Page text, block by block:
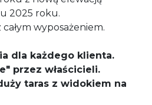
2025 roku.
wyposażeniem.
dla każdego klienta.
przez właścicieli.
taras z widokiem na